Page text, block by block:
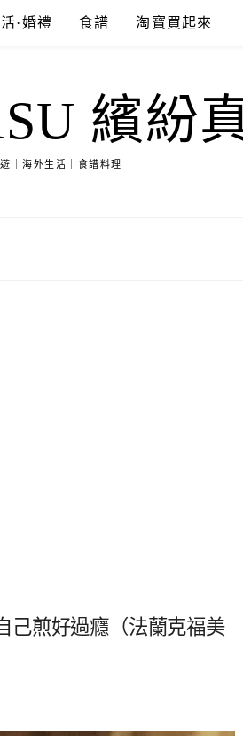
·婚禮 食譜 淘寶買起來
繽紛
｜海外生活｜食譜料理
己煎好過癮（法蘭克福美